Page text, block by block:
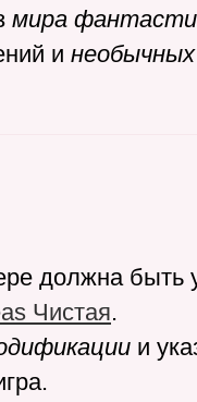
мира
и необычных
должна быть
Чистая.
и